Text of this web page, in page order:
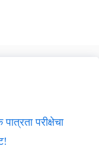
परीक्षेचा